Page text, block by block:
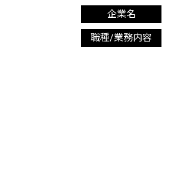
企業名
職種/業務内容